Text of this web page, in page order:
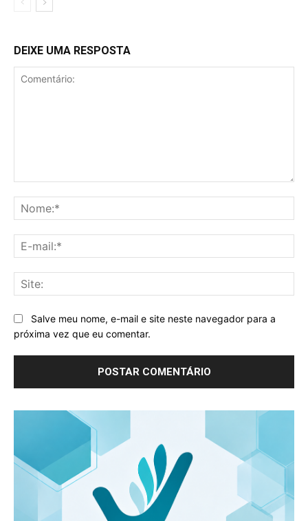
DEIXE UMA RESPOSTA
Salve meu nome, e-mail e site neste navegador para a
próxima vez que eu comentar.